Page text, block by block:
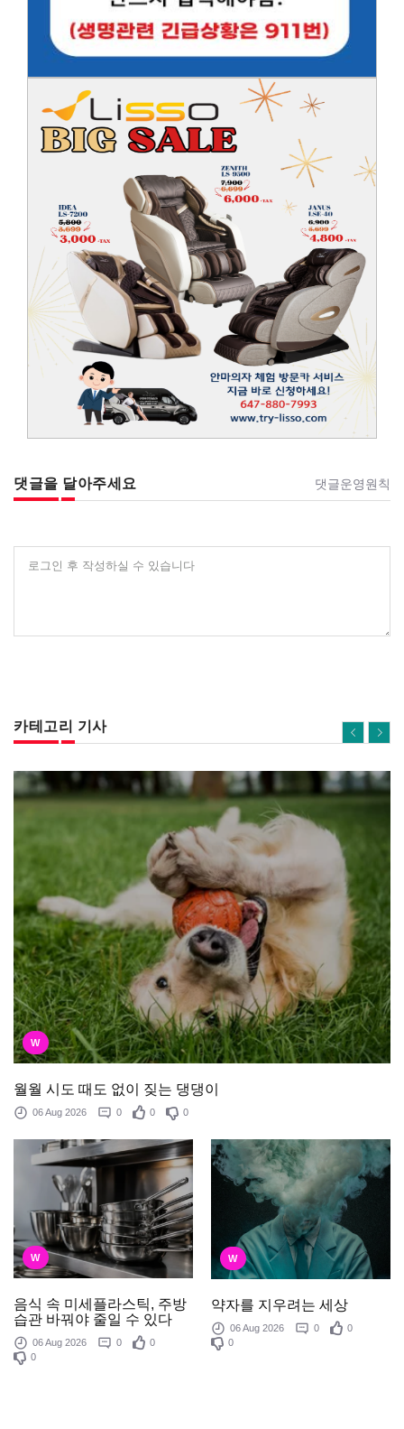
댓글을 달아주세요 댓글운영원칙
로그인 후 작성하실 수 있습니다
카테고리 기사
W
월월 시도 때도 없이 짖는 댕댕이
06 Aug 2026 0 0 0
W
음식 속 미세플라스틱, 주방
습관 바꿔야 줄일 수 있다
06 Aug 2026 0
0
0
W
약자를 지우려는 세상
06 Aug 2026 0
0
0